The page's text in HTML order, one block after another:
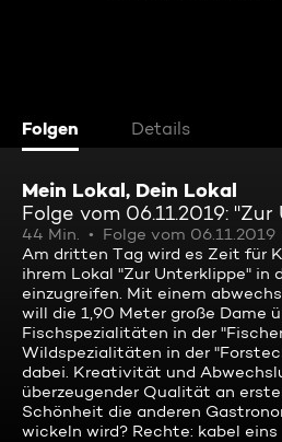
Folgen Details
Mein Lokal, Dein Lokal
Folge vom 06.11.2019:
44 Min. Folge vom 06.11.2019
Am dritten Tag wird es Zeit für
ihrem Lokal "Zur Unterklippe" in
einzugreifen. Mit einem
will die 1,90 Meter große Dame
Fischspezialitäten in der
Wildspezialitäten in der
dabei. Kreativität und
überzeugender Qualität an
Schönheit die anderen
wickeln wird? Rechte: kabel eins